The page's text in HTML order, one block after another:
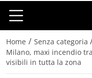
Home / Senza categoria
Milano, maxi incendio
visibili in tutta la zona